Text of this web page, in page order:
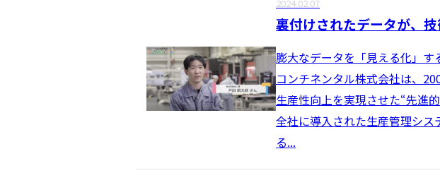
2024.02.07
裏付けされたデータが、
膨大なデータを「見える化」
コンチネンタル株式会社は、
生産性向上を実現させた“先進
全社に導入された生産管理シ
る...